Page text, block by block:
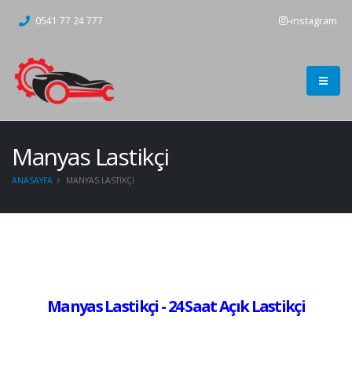
0541 77 24 777 -instagram
Manyas Lastikçi
ANASAYFA MANYAS LASTIKÇI
Manyas Lastikçi - 24 Saat Açık Lastikçi